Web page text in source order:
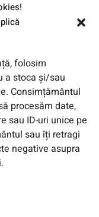
folosim
a stoca și/sau
Consimțământul
procesăm date,
sau ID-uri unice pe
sau îți retragi
negative asupra
Genway Romania